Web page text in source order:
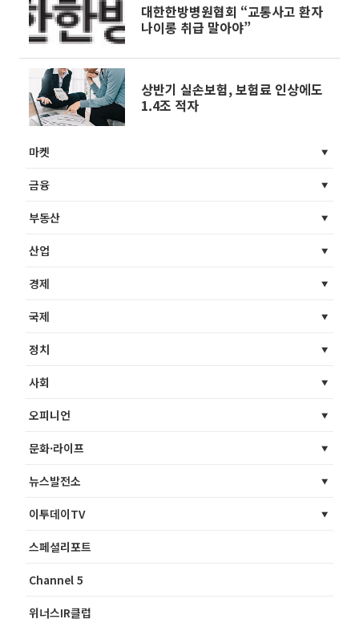
대한한방병원협회 “교통사고 환자
나이롱 취급 말아야”
상반기 실손보험, 보험료 인상에도
1.4조 적자
마켓
금융
부동산
산업
경제
국제
정치
사회
오피니언
문화·라이프
뉴스발전소
이투데이TV
스페셜리포트
Channel 5
위너스IR클럽